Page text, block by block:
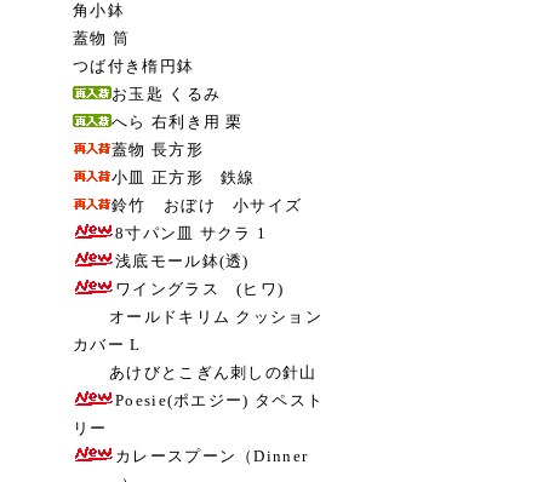
角小鉢
蓋物 筒
つば付き楕円鉢
お玉匙 くるみ
へら 右利き用 栗
蓋物 長方形
小皿 正方形 鉄線
鈴竹 おぼけ 小サイズ
8寸パン皿 サクラ 1
浅底モール鉢(透)
ワイングラス (ヒワ)
オールドキリム クッション
カバー L
あけびとこぎん刺しの針山
Poesie(ポエジー) タペスト
リー
カレースプーン（Dinner